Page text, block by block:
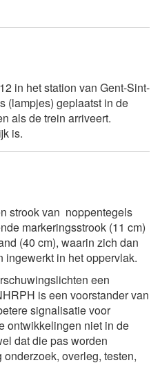
in het station van Gent-Sint-
(lampjes) geplaatst in de
als de trein arriveert.
is.
strook van noppentegels
markeringsstrook (11 cm)
(40 cm), waarin zich dan
in het oppervlak.
een
is een voorstander van
signalisatie voor
ontwikkelingen niet in de
dat die pas worden
overleg, testen,